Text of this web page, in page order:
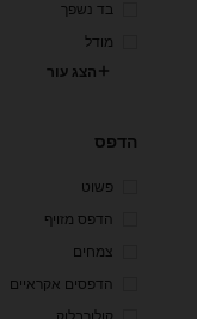
בד נשפך
מודל
הצג עור
הדפס
פשוט
הדפס מזויף
צמחים
הדפסים אקראיים